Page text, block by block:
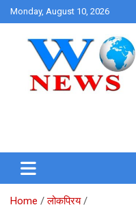
Skip
to
Monday, August 10, 2026
Home
लोकप्रिय